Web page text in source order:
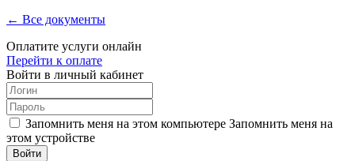
← Все документы
Оплатите услуги онлайн
Перейти к оплате
Войти в личный кабинет
Запомнить меня на этом компьютере Запомнить меня на
этом устройстве